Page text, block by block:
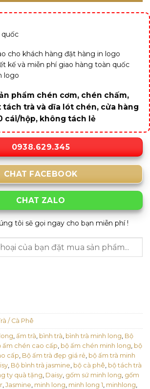
quốc
cho khách hàng đặt hàng in logo
kế và miễn phí giao hàng toàn quốc
logo
phẩm chén cơm, chén chấm,
trà và dĩa lót chén, cửa hàng
cái/hộp, không tách lẻ
0938.629.345
CHAT FACEBOOK
CHAT ZALO
tôi sẽ gọi ngay cho bạn miễn phí !
/ Cà Phê
ấm trà bình trà bình trà minh long Bộ
ấm chén cao cấp bộ ấm chén minh long bộ
cấp Bộ ấm trà đẹp giá rẻ bộ ấm trà minh
Bộ bình trà jasmine bộ cà phê bộ tách trà
ty quà tặng Daisy gốm sứ minh long gốm
Jasmine minh long minh long 1 minhlong